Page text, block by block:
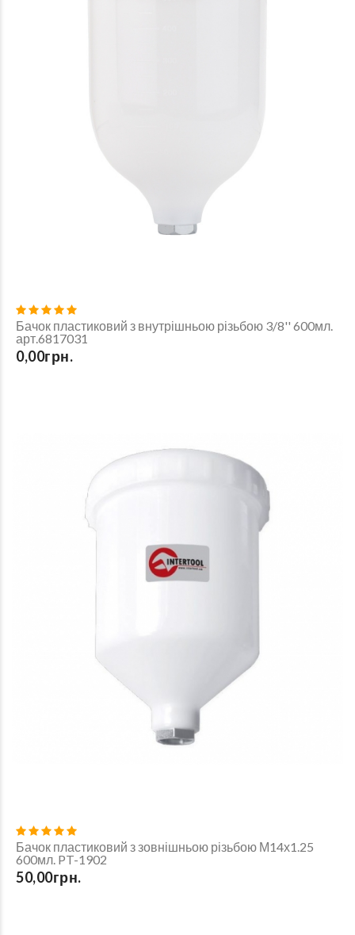
Бачок пластиковий з внутрішньою різьбою 3/8'' 600мл.
арт.6817031
0,00грн.
Бачок пластиковий з зовнішньою різьбою М14х1.25
600мл. PT-1902
50,00грн.